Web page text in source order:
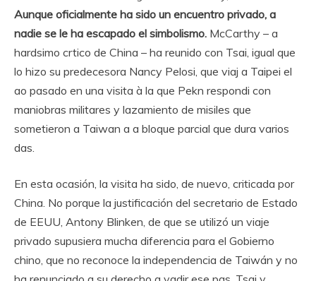
Aunque oficialmente ha sido un encuentro privado, a
nadie se le ha escapado el simbolismo. McCarthy – a
hardsimo crtico de China – ha reunido con Tsai, igual que
lo hizo su predecesora Nancy Pelosi, que viaj a Taipei el
ao pasado en una visita à la que Pekn respondi con
maniobras militares y lazamiento de misiles que
sometieron a Taiwan a a bloque parcial que dura varios
das.
En esta ocasión, la visita ha sido, de nuevo, criticada por
China. No porque la justificación del secretario de Estado
de EEUU, Antony Blinken, de que se utilizó un viaje
privado supusiera mucha diferencia para el Gobierno
chino, que no reconoce la independencia de Taiwán y no